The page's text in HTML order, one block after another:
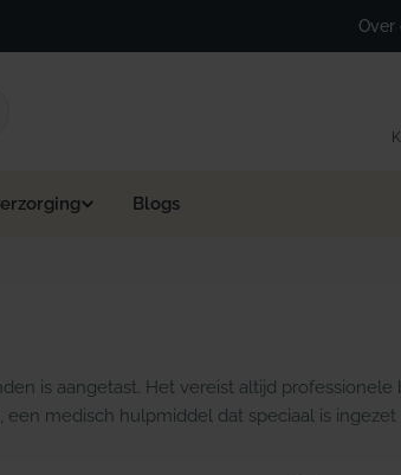
Over
Blogs
is aangetast. Het vereist altijd professionele
medisch hulpmiddel dat speciaal is